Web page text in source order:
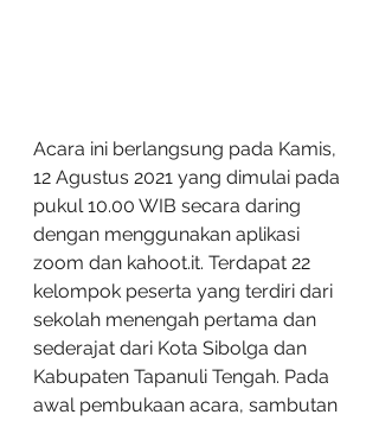
Acara ini berlangsung pada Kamis,
12 Agustus 2021 yang dimulai pada
pukul 10.00 WIB secara daring
dengan menggunakan aplikasi
zoom dan kahoot.it. Terdapat 22
kelompok peserta yang terdiri dari
sekolah menengah pertama dan
sederajat dari Kota Sibolga dan
Kabupaten Tapanuli Tengah. Pada
awal pembukaan acara, sambutan